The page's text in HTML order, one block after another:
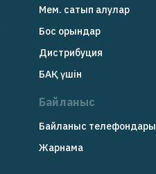
Мем. сатып алулар
Бос орындар
Дистрибуция
БАҚ үшін
Байланыс
Байланыс телефондары
Жарнама